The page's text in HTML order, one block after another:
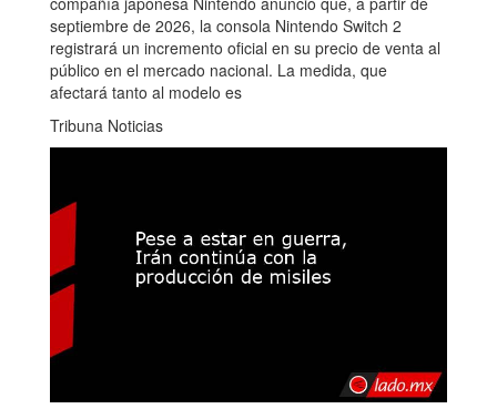
septiembre de 2026, la consola Nintendo Switch 2
registrará un incremento oficial en su precio de venta al
público en el mercado nacional. La medida, que
afectará tanto al modelo es
Tribuna Noticias